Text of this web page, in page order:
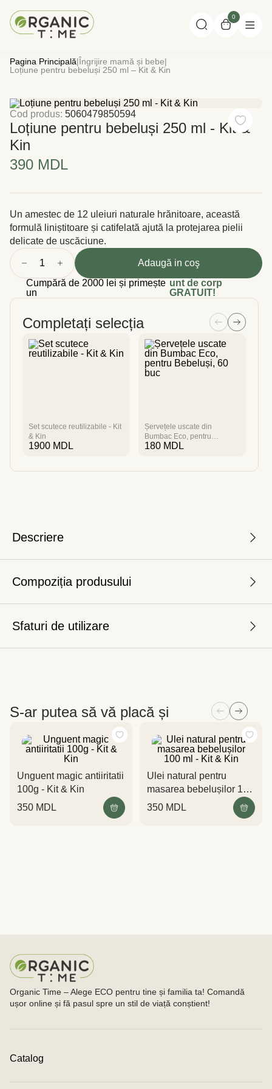
0
Pagina Principală|Îngrijire mamă și bebe|
Loțiune pentru bebeluși 250 ml – Kit & Kin
Cod produs: 5060479850594
Loțiune pentru bebeluși 250 ml - Kit &
Kin
390 MDL
Un amestec de 12 uleiuri naturale hrănitoare, această
formulă liniștitoare și catifelată ajută la protejarea pielii
delicate de uscăciune.
1
Adaugă in coş
Cumpără de 2000 lei și primește
un
unt de corp
GRATUIT!
Completați selecția
Set scutece reutilizabile - Kit
& Kin
1900 MDL
Șervețele uscate din
Bumbac Eco, pentru
Bebeluși, 60 buc
180 MDL
Descriere
Compoziția produsului
Sfaturi de utilizare
S-ar putea să vă placă și
Unguent magic antiiritatii
100g - Kit & Kin
350 MDL
Ulei natural pentru
masarea bebelușilor 100
ml - Kit & Kin
350 MDL
Organic Time – Alege ECO pentru tine și familia ta! Comandă
ușor online și fă pasul spre un stil de viață conștient!
Catalog